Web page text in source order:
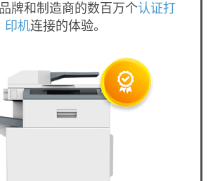
牌和制造商的数百万个认证打
印机连接的体验。